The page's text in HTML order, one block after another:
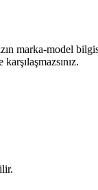
marka-model